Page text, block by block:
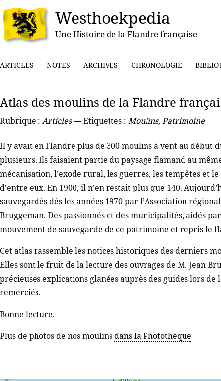
Westhoekpedia
Une Histoire de la Flandre française
ARTICLES NOTES ARCHIVES CHRONOLOGIE
Atlas des moulins de la Flandre
Rubrique : Articles— Etiquettes : Moulins,Patrimoine
Il y avait en Flandre plus de 300 moulins à vent au début
plusieurs. Ils faisaient partie du paysage flamand au
mécanisation, l’exode rural, les guerres, les tempêtes et
d’entre eux. En 1900, il n’en restait plus que 140.
sauvegardés dès les années 1970 par l’Association
Bruggeman. Des passionnés et des municipalités, aidés
mouvement de sauvegarde de ce patrimoine et repris le
Cet atlas rassemble les notices historiques des derniers
Elles sont le fruit de la lecture des ouvrages de M. Jean
précieuses explications glanées auprès des guides lors
remerciés.
Bonne lecture.
Plus de photos de nos moulinsdans la Photothèque